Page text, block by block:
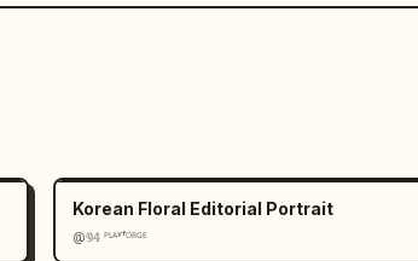
Korean Floral Editorial Portrait
@𝟡𝟜 ᴾᴸᴬʸᶠᴼᴿᴳᴱ